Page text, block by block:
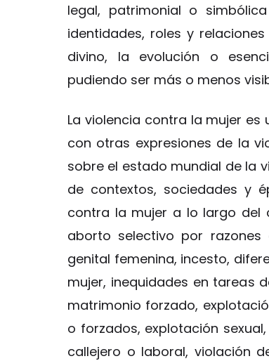
legal, patrimonial o
identidades, roles y
divino, la evolución o
pudiendo ser más o menos
La violencia contra la mujer
con otras expresiones de la
sobre el estado mundial de la
de contextos, sociedades y
contra la mujer a lo largo del
aborto selectivo por razones
genital femenina, incesto,
mujer, inequidades en tareas
matrimonio forzado,
o forzados, explotación
callejero o laboral, violación